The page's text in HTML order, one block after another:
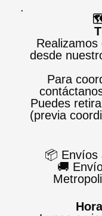
.
desde
Para
Puedes
(previa
📦 Envíos
🚚